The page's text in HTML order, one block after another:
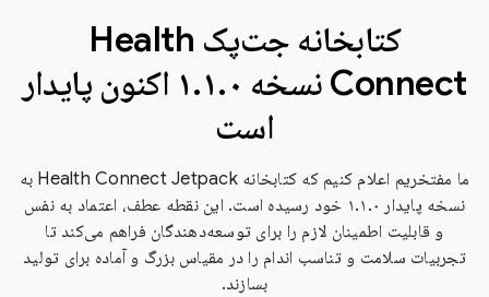
کتابخانه جت‌پک Health
Connect نسخه ۱.۱.۰ اکنون پایدار
است
ما مفتخریم اعلام کنیم که کتابخانه Health Connect Jetpack به
نسخه پایدار ۱.۱.۰ خود رسیده است. این نقطه عطف، اعتماد به نفس
و قابلیت اطمینان لازم را برای توسعه‌دهندگان فراهم می‌کند تا
تجربیات سلامت و تناسب اندام را در مقیاس بزرگ و آماده برای تولید
بسازند.